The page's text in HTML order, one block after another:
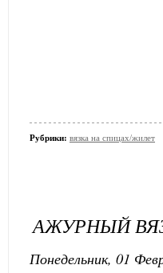
Рубрики: вязка на спицах/жилет
АЖУРНЫЙ
Понедельник, 01